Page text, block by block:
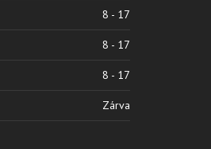
8 - 17
8 - 17
8 - 17
Zárva